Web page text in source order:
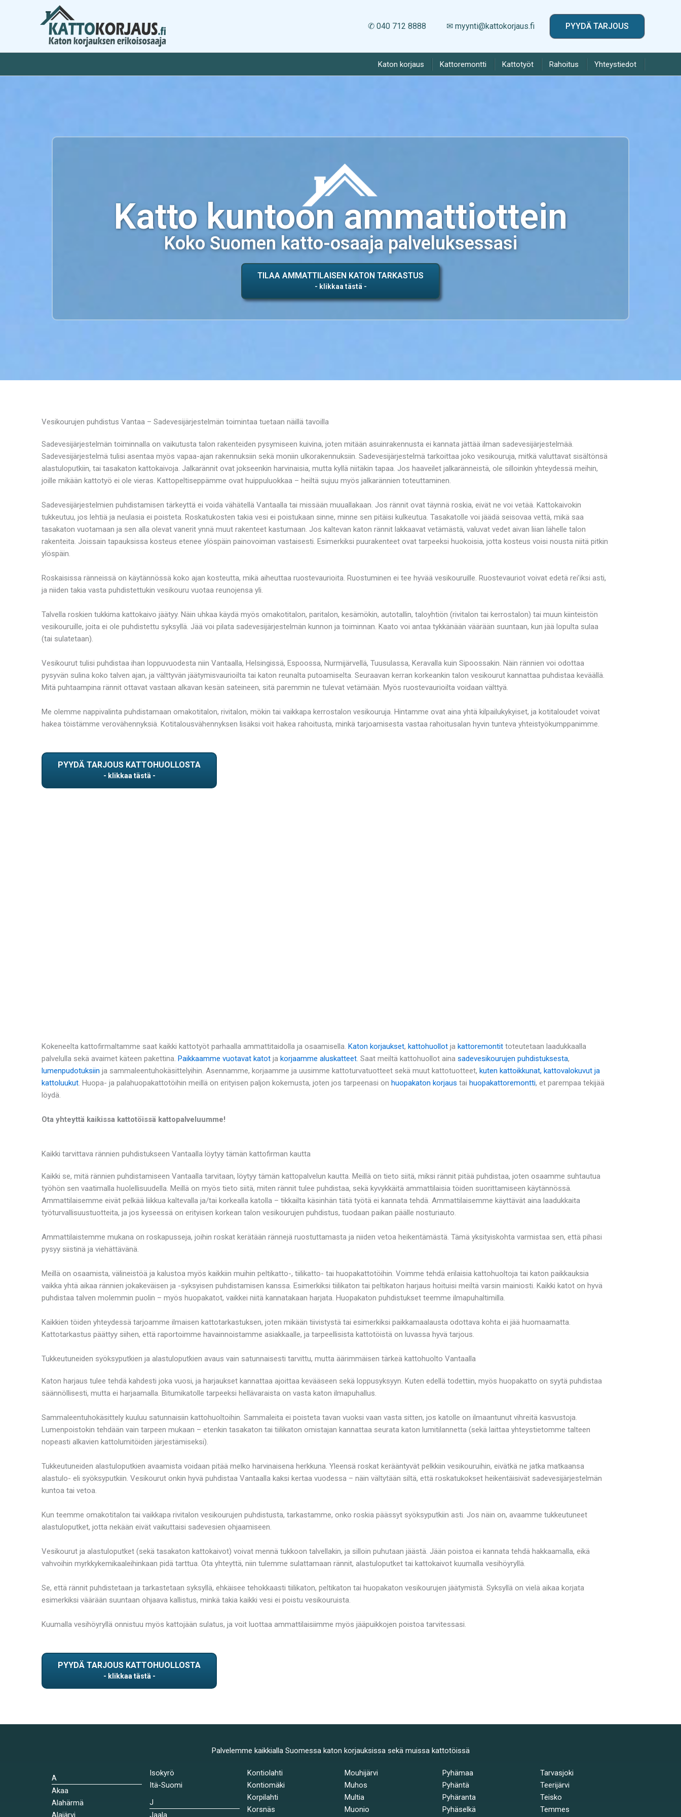
✆ 040 712 8888 ✉ myynti@kattokorjaus.fi PYYDÄ TARJOUS
Katon korjaus Kattoremontti Kattotyöt Rahoitus Yhteystiedot
Katto kuntoon ammattiottein
Koko Suomen katto-osaaja palveluksessasi
TILAA AMMATTILAISEN KATON TARKASTUS
Vesikourujen puhdistus Vantaa – Sadevesijärjestelmän toimintaa tuetaan näillä tavoilla
Sadevesijärjestelmän toiminnalla on vaikutusta talon rakenteiden pysymiseen kuivina, joten mitään asuinrakennusta ei kannata jättää ilman sadevesijärjestelmää.
Sadevesijärjestelmä tulisi asentaa myös vapaa-ajan rakennuksiin sekä moniin ulkorakennuksiin. Sadevesijärjestelmä tarkoittaa joko vesikouruja, mitkä valuttavat sisältönsä
alastuloputkiin, tai tasakaton kattokaivoja. Jalkarännit ovat jokseenkin harvinaisia, mutta kyllä niitäkin tapaa. Jos haaveilet jalkaränneistä, ole silloinkin yhteydessä meihin,
joille mikään kattotyö ei ole vieras. Kattopeltiseppämme ovat huippuluokkaa – heiltä sujuu myös jalkarännien toteuttaminen.
Sadevesijärjestelmien puhdistamisen tärkeyttä ei voida vähätellä Vantaalla tai missään muuallakaan. Jos rännit ovat täynnä roskia, eivät ne voi vetää. Kattokaivokin
tukkeutuu, jos lehtiä ja neulasia ei poisteta. Roskatukosten takia vesi ei poistukaan sinne, minne sen pitäisi kulkeutua. Tasakatolle voi jäädä seisovaa vettä, mikä saa
tasakaton vuotamaan ja sen alla olevat vanerit ynnä muut rakenteet kastumaan. Jos kaltevan katon rännit lakkaavat vetämästä, valuvat vedet aivan liian lähelle talon
rakenteita. Joissain tapauksissa kosteus etenee ylöspäin painovoiman vastaisesti. Esimerkiksi puurakenteet ovat tarpeeksi huokoisia, jotta kosteus voisi nousta niitä pitkin
ylöspäin.
Roskaisissa ränneissä on käytännössä koko ajan kosteutta, mikä aiheuttaa ruostevaurioita. Ruostuminen ei tee hyvää vesikouruille. Ruostevauriot voivat edetä rei’iksi asti,
ja niiden takia vasta puhdistettukin vesikouru vuotaa reunojensa yli.
Talvella roskien tukkima kattokaivo jäätyy. Näin uhkaa käydä myös omakotitalon, paritalon, kesämökin, autotallin, taloyhtiön (rivitalon tai kerrostalon) tai muun kiinteistön
vesikouruille, joita ei ole puhdistettu syksyllä. Jää voi pilata sadevesijärjestelmän kunnon ja toiminnan. Kaato voi antaa tykkänään väärään suuntaan, kun jää lopulta sulaa
(tai sulatetaan).
Vesikourut tulisi puhdistaa ihan loppuvuodesta niin Vantaalla, Helsingissä, Espoossa, Nurmijärvellä, Tuusulassa, Keravalla kuin Sipoossakin. Näin rännien voi odottaa
pysyvän sulina koko talven ajan, ja välttyvän jäätymisvaurioilta tai katon reunalta putoamiselta. Seuraavan kerran korkeankin talon vesikourut kannattaa puhdistaa keväällä.
Mitä puhtaampina rännit ottavat vastaan alkavan kesän sateineen, sitä paremmin ne tulevat vetämään. Myös ruostevaurioilta voidaan välttyä.
Me olemme nappivalinta puhdistamaan omakotitalon, rivitalon, mökin tai vaikkapa kerrostalon vesikouruja. Hintamme ovat aina yhtä kilpailukykyiset, ja kotitaloudet voivat
hakea töistämme verovähennyksiä. Kotitalousvähennyksen lisäksi voit hakea rahoitusta, minkä tarjoamisesta vastaa rahoitusalan hyvin tunteva yhteistyökumppanimme.
PYYDÄ TARJOUS KATTOHUOLLOSTA
Kokeneelta kattofirmaltamme saat kaikki kattotyöt parhaalla ammattitaidolla ja osaamisella. Katon korjaukset, kattohuollot ja kattoremontit toteutetaan laadukkaalla
palvelulla sekä avaimet käteen pakettina. Paikkaamme vuotavat katot ja korjaamme aluskatteet. Saat meiltä kattohuollot aina sadevesikourujen puhdistuksesta,
lumenpudotuksiin ja sammaleentuhokäsittelyihin. Asennamme, korjaamme ja uusimme kattoturvatuotteet sekä muut kattotuotteet, kuten kattoikkunat, kattovalokuvut ja
kattoluukut. Huopa- ja palahuopakattotöihin meillä on erityisen paljon kokemusta, joten jos tarpeenasi on huopakaton korjaus tai huopakattoremontti, et parempaa tekijää
löydä.
Ota yhteyttä kaikissa kattotöissä kattopalveluumme!
Kaikki tarvittava rännien puhdistukseen Vantaalla löytyy tämän kattofirman kautta
Kaikki se, mitä rännien puhdistamiseen Vantaalla tarvitaan, löytyy tämän kattopalvelun kautta. Meillä on tieto siitä, miksi rännit pitää puhdistaa, joten osaamme suhtautua
työhön sen vaatimalla huolellisuudella. Meillä on myös tieto siitä, miten rännit tulee puhdistaa, sekä kyvykkäitä ammattilaisia töiden suorittamiseen käytännössä.
Ammattilaisemme eivät pelkää liikkua kaltevalla ja/tai korkealla katolla – tikkailta käsinhän tätä työtä ei kannata tehdä. Ammattilaisemme käyttävät aina laadukkaita
työturvallisuustuotteita, ja jos kyseessä on erityisen korkean talon vesikourujen puhdistus, tuodaan paikan päälle nosturiauto.
Ammattilaistemme mukana on roskapusseja, joihin roskat kerätään rännejä ruostuttamasta ja niiden vetoa heikentämästä. Tämä yksityiskohta varmistaa sen, että pihasi
pysyy siistinä ja viehättävänä.
Meillä on osaamista, välineistöä ja kalustoa myös kaikkiin muihin peltikatto-, tiilikatto- tai huopakattotöihin. Voimme tehdä erilaisia kattohuoltoja tai katon paikkauksia
vaikka yhtä aikaa rännien jokakeväisen ja -syksyisen puhdistamisen kanssa. Esimerkiksi tiilikaton tai peltikaton harjaus hoituisi meiltä varsin mainiosti. Kaikki katot on hyvä
puhdistaa talven molemmin puolin – myös huopakatot, vaikkei niitä kannatakaan harjata. Huopakaton puhdistukset teemme ilmapuhaltimilla.
Kaikkien töiden yhteydessä tarjoamme ilmaisen kattotarkastuksen, joten mikään tiivistystä tai esimerkiksi paikkamaalausta odottava kohta ei jää huomaamatta.
Kattotarkastus päättyy siihen, että raportoimme havainnoistamme asiakkaalle, ja tarpeellisista kattotöistä on luvassa hyvä tarjous.
Tukkeutuneiden syöksyputkien ja alastuloputkien avaus vain satunnaisesti tarvittu, mutta äärimmäisen tärkeä kattohuolto Vantaalla
Katon harjaus tulee tehdä kahdesti joka vuosi, ja harjaukset kannattaa ajoittaa kevääseen sekä loppusyksyyn. Kuten edellä todettiin, myös huopakatto on syytä puhdistaa
säännöllisesti, mutta ei harjaamalla. Bitumikatolle tarpeeksi hellävaraista on vasta katon ilmapuhallus.
Sammaleentuhokäsittely kuuluu satunnaisiin kattohuoltoihin. Sammaleita ei poisteta tavan vuoksi vaan vasta sitten, jos katolle on ilmaantunut vihreitä kasvustoja.
Lumenpoistokin tehdään vain tarpeen mukaan – etenkin tasakaton tai tiilikaton omistajan kannattaa seurata katon lumitilannetta (sekä laittaa yhteystietomme talteen
nopeasti alkavien kattolumitöiden järjestämiseksi).
Tukkeutuneiden alastuloputkien avaamista voidaan pitää melko harvinaisena herkkuna. Yleensä roskat kerääntyvät pelkkiin vesikouruihin, eivätkä ne jatka matkaansa
alastulo- eli syöksyputkiin. Vesikourut onkin hyvä puhdistaa Vantaalla kaksi kertaa vuodessa – näin vältytään siltä, että roskatukokset heikentäisivät sadevesijärjestelmän
kuntoa tai vetoa.
Kun teemme omakotitalon tai vaikkapa rivitalon vesikourujen puhdistusta, tarkastamme, onko roskia päässyt syöksyputkiin asti. Jos näin on, avaamme tukkeutuneet
alastuloputket, jotta nekään eivät vaikuttaisi sadevesien ohjaamiseen.
Vesikourut ja alastuloputket (sekä tasakaton kattokaivot) voivat mennä tukkoon talvellakin, ja silloin puhutaan jäästä. Jään poistoa ei kannata tehdä hakkaamalla, eikä
vahvoihin myrkkykemikaaleihinkaan pidä tarttua. Ota yhteyttä, niin tulemme sulattamaan rännit, alastuloputket tai kattokaivot kuumalla vesihöyryllä.
Se, että rännit puhdistetaan ja tarkastetaan syksyllä, ehkäisee tehokkaasti tiilikaton, peltikaton tai huopakaton vesikourujen jäätymistä. Syksyllä on vielä aikaa korjata
esimerkiksi väärään suuntaan ohjaava kallistus, minkä takia kaikki vesi ei poistu vesikouruista.
Kuumalla vesihöyryllä onnistuu myös kattojään sulatus, ja voit luottaa ammattilaisiimme myös jääpuikkojen poistoa tarvitessasi.
PYYDÄ TARJOUS KATTOHUOLLOSTA
Palvelemme kaikkialla Suomessa katon korjauksissa sekä muissa kattotöissä
A
Akaa
Alahärmä
Alajärvi
Isokyrö
Itä-Suomi
J
Jaala
Kontiolahti
Kontiomäki
Korpilahti
Korsnäs
Mouhijärvi
Muhos
Multia
Muonio
Pyhämaa
Pyhäntä
Pyhäranta
Pyhäselkä
Tarvasjoki
Teerijärvi
Teisko
Temmes